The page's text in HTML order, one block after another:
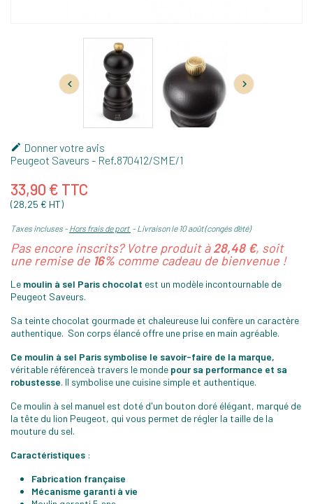
 
 Donner votre avis
Peugeot Saveurs - Ref.870412/SME/1
33,90 € TTC
(28,25 € HT)
Taxes incluses Hors frais de port Livraison le 10 août (congés d'été)
Pas encore inscrits? Votre produit à28,48 €, soit
une remise de 16% comme cadeau de bienvenue !
Le moulin à sel Paris chocolat est un modèle incontournable de
Peugeot Saveurs.
Sa teinte chocolat gourmade et chaleureuse lui confère un caractère
authentique. Son corps élancé offre une prise en main agréable.
Ce moulin à sel Paris symbolise le savoir-faire de la marque,
véritable référenceà travers le monde pour sa performance et sa
robustesse. Il symbolise une cuisine simple et authentique.
Ce moulin à sel manuel est doté d'un bouton doré élégant, marqué de
la tête du lion Peugeot, qui vous permet de régler la taille de la
mouture du sel.
Caractéristiques :
Fabrication française
Mécanisme garanti à vie